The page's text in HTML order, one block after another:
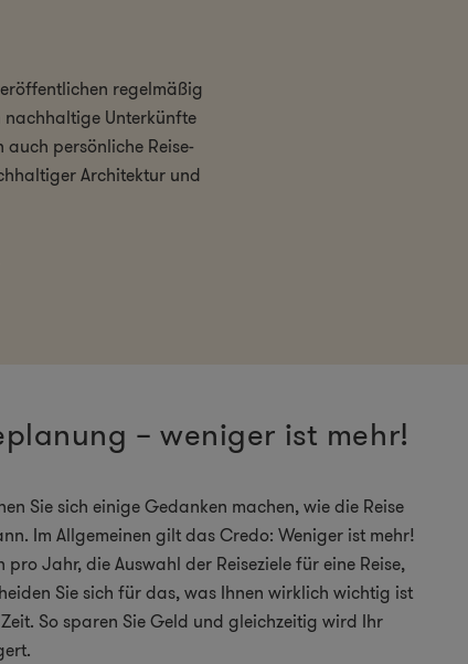
regelmäßig
nachhaltige Unterkünfte
persönliche Reise-
Architektur und
– weniger ist mehr!
Sie sich einige Gedanken machen, wie die Reise
Im Allgemeinen gilt das Credo: Weniger ist mehr!
Jahr, die Auswahl der Reiseziele für eine Reise,
Sie sich für das, was Ihnen wirklich wichtig ist
So sparen Sie Geld und gleichzeitig wird Ihr